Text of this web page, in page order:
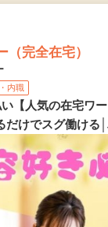
（完全在宅）
内職
い【人気の在宅ワ
けでスグ働ける